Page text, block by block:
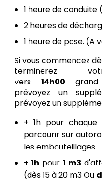
1 heure de conduite
2 heures de
1 heure de pose. (A
Si vous commencez
terminerez
vers 14h00 grand
prévoyez un
prévoyez un
+ 1h pour chaque
parcourir sur
les embouteillages.
+ 1h pour1 m3
(dès 15 à 20 m3 Ou